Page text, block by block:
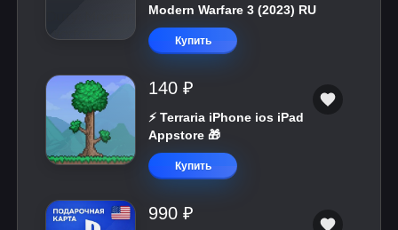
Modern Warfare 3 (2023) RU
Купить
140 ₽
⚡️ Terraria iPhone ios iPad
Appstore 🎁
Купить
990 ₽